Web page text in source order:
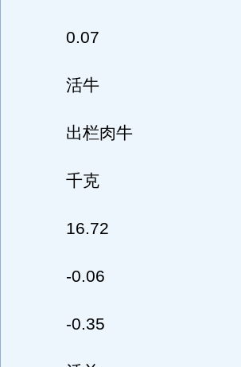
0.07
活牛
出栏肉牛
千克
16.72
-0.06
-0.35